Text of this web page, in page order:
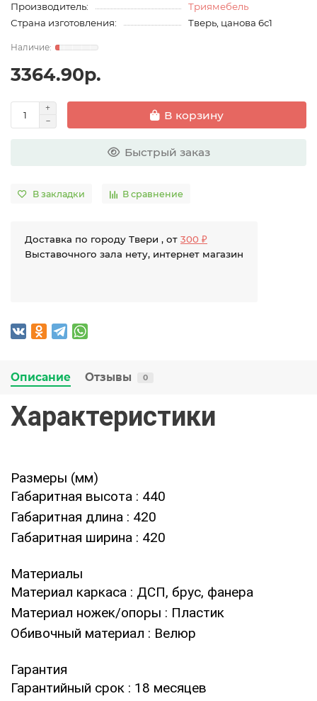
Производитель:
Триямебель
Страна изготовления:
Тверь, цанова 6с1
3364.90р.
В корзину
Быстрый заказ
В закладки В сравнение
Доставка по городу Твери , от 300 ₽
Выставочного зала нету, интернет магазин
Описание Отзывы 0
Характеристики
Размеры (мм)
Габаритная высота : 440
Габаритная длина : 420
Габаритная ширина : 420
Материалы
Материал каркаса : ДСП, брус, фанера
Материал ножек/опоры : Пластик
Обивочный материал : Велюр
Гарантия
Гарантийный срок : 18 месяцев